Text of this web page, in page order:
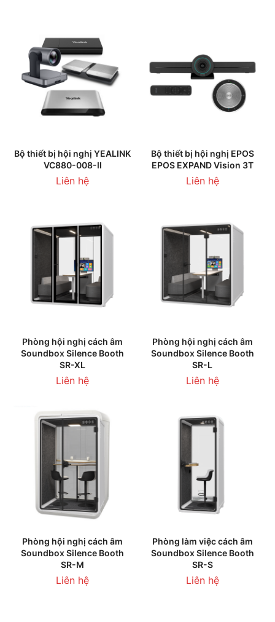
Bộ thiết bị hội nghị YEALINK
VC880-008-II
Liên hệ
Bộ thiết bị hội nghị EPOS
EPOS EXPAND Vision 3T
Liên hệ
Phòng hội nghị cách âm
Soundbox Silence Booth
SR-XL
Liên hệ
Phòng hội nghị cách âm
Soundbox Silence Booth
SR-L
Liên hệ
Phòng hội nghị cách âm
Soundbox Silence Booth
SR-M
Liên hệ
Phòng làm việc cách âm
Soundbox Silence Booth
SR-S
Liên hệ